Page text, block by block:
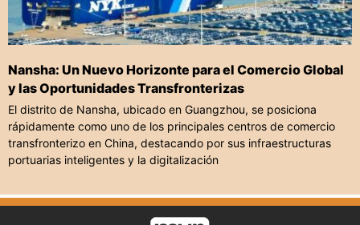
Nansha: Un Nuevo Horizonte para el Comercio Global
y las Oportunidades Transfronterizas
El distrito de Nansha, ubicado en Guangzhou, se posiciona
rápidamente como uno de los principales centros de comercio
transfronterizo en China, destacando por sus infraestructuras
portuarias inteligentes y la digitalización